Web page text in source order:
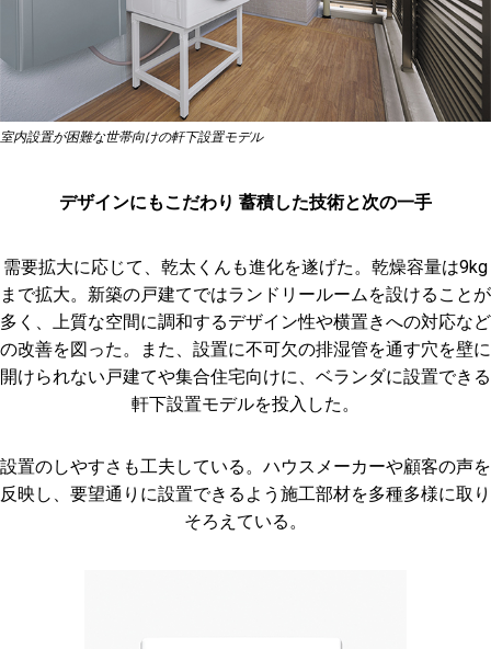
室内設置が困難な世帯向けの軒下設置モデル
デザインにもこだわり 蓄積した技術と次の一手
需要拡大に応じて、乾太くんも進化を遂げた。乾燥容量は9kg
まで拡大。新築の戸建てではランドリールームを設けることが
多く、上質な空間に調和するデザイン性や横置きへの対応など
の改善を図った。また、設置に不可欠の排湿管を通す穴を壁に
開けられない戸建てや集合住宅向けに、ベランダに設置できる
軒下設置モデルを投入した。
設置のしやすさも工夫している。ハウスメーカーや顧客の声を
反映し、要望通りに設置できるよう施工部材を多種多様に取り
そろえている。